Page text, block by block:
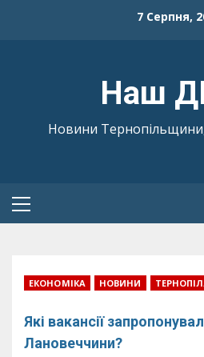
7 Серпня,
Наш
Новини Тернопільщини,
Primary
ЕКОНОМІКА НОВИНИ
Які вакансії
Лановеччини?